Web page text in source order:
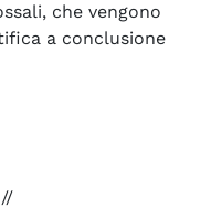
che vengono
a conclusione